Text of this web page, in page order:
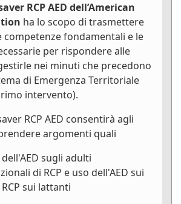
RCP AED dell’American
ha lo scopo di trasmettere
competenze fondamentali e le
per rispondere alle
nei minuti che precedono
di Emergenza Territoriale
intervento).
RCP AED consentirà agli
argomenti quali
dell'AED sugli adulti
di RCP e uso dell'AED sui
sui lattanti